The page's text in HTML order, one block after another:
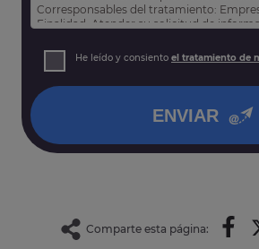
Corresponsables del tratamiento:
Finalidad: Atender su solicitud de
Derechos: Puede acceder, rectificar y
así como otros derechos tal y como se
He leído y consiento el tratamiento de
ENVIAR
Comparte esta página: